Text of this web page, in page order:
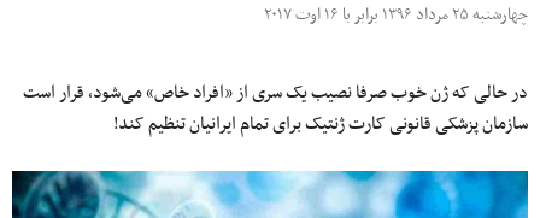
چهارشنبه ۲۵ مرداد ۱۳۹۶ برابر با ۱۶ اوت ۲۰۱۷
در حالی که ژن خوب صرفا نصیب یک سری از «افراد خاص» می‌شود، قرار است
سازمان پزشکی قانونی کارت ژنتیک برای تمام ایرانیان تنظیم کند!